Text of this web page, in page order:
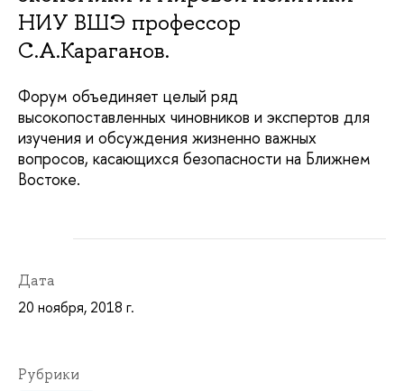
НИУ ВШЭ профессор
С.А.Караганов.
Форум объединяет целый ряд
высокопоставленных чиновников и экспертов для
изучения и обсуждения жизненно важных
вопросов, касающихся безопасности на Ближнем
Востоке.
Дата
20 ноября, 2018 г.
Рубрики